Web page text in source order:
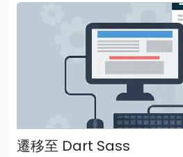
遷移至 Dart Sass